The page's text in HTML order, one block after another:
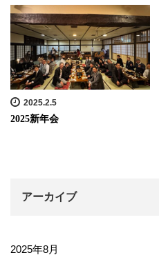
2025.2.5
2025新年会
アーカイブ
2025年8月